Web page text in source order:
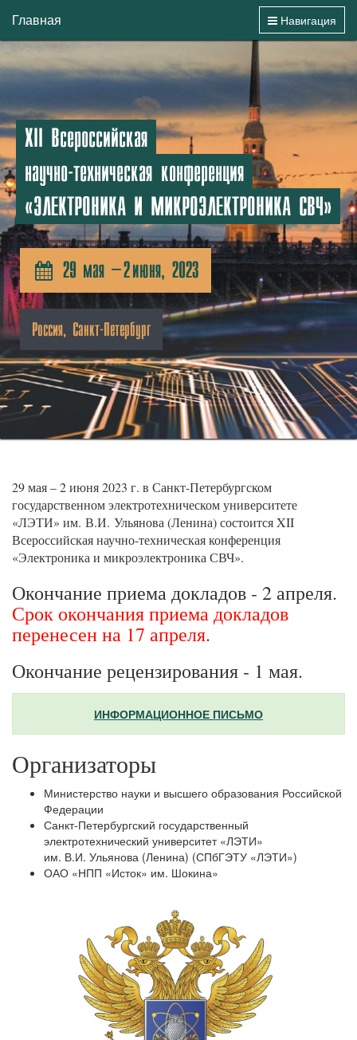
Навигация
Главная
ХII Всероссийская
научно-техническая конференция
«ЭЛЕКТРОНИКА И МИКРОЭЛЕКТРОНИКА СВЧ»
29 мая – 2 июня, 2023
Россия, Санкт-Петербург
29 мая – 2 июня 2023 г. в Санкт-Петербургском
государственном электротехническом университете
«ЛЭТИ» им. В.И. Ульянова (Ленина) состоится XII
Всероссийская научно-техническая конференция
«Электроника и микроэлектроника СВЧ».
Окончание приема докладов - 2 апреля.
Срок окончания приема докладов
перенесен на 17 апреля.
Окончание рецензирования - 1 мая.
ИНФОРМАЦИОННОЕ ПИСЬМО
Организаторы
Министерство науки и высшего образования Российской
Федерации
Санкт-Петербургский государственный
электротехнический университет «ЛЭТИ»
им. В.И. Ульянова (Ленина) (СПбГЭТУ «ЛЭТИ»)
ОАО «НПП «Исток» им. Шокина»